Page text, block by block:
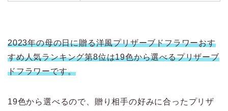
2023年の母の日に贈る洋風プリザーブドフラワーおす
すめ人気ランキング第8位は19色から選べるプリザーブ
ドフラワーです。
19色から選べるので、贈り相手の好みに合ったプリザ